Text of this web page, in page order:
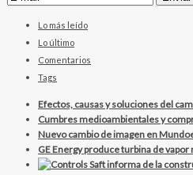
Lo más leído
Lo último
Comentarios
Tags
Efectos, causas y soluciones del
Cumbres medioambientales y
Nuevo cambio de imagen en
GE Energy produce turbina de